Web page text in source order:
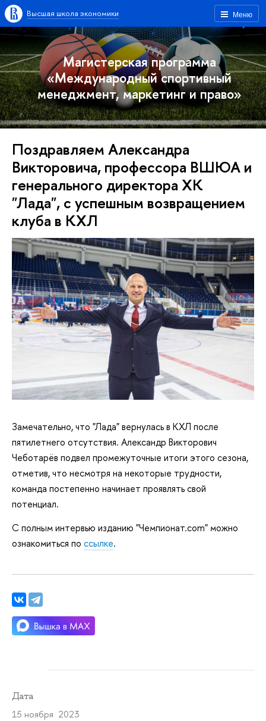
Меню
Высшая школа экономики
Магистерская программа
«Международный спортивный
менеджмент, маркетинг и право»
Поздравляем Александра
Викторовича, профессора ВШЮА и
генерального директора ХК
"Лада", с успешным возвращением
клуба в КХЛ
Замечательно, что "Лада" вернулась в КХЛ после
пятилетнего отсутствия. Александр Викторович
Чеботарёв подвел промежуточные итоги этого сезона,
отметив, что несмотря на некоторые трудности,
команда постепенно начинает проявлять свой
потенциал.
С полным интервью изданию "Чемпионат.com" можно
ознакомиться по ссылке.
Дата
15 ноября 2023